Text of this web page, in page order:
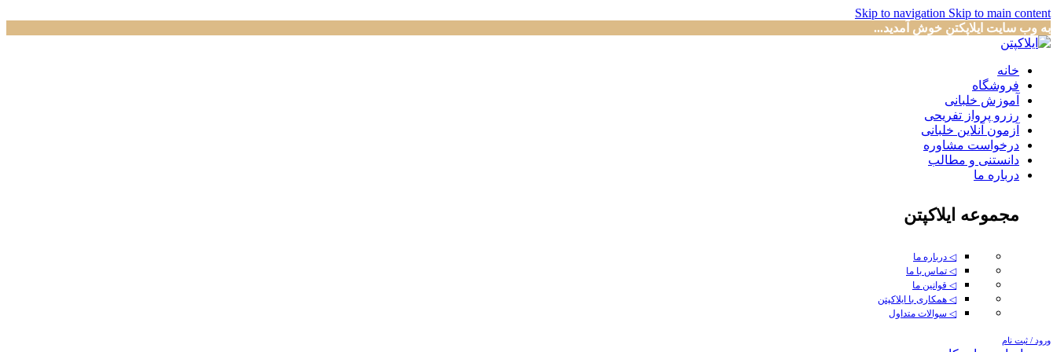
Skip to navigation Skip to main content
به وب سایت ایلاپکتن خوش آمدید...
خانه
فروشگاه
آموزش خلبانی
رزرو پرواز تفریحی
آزمون آنلاین خلبانی
درخواست مشاوره
دانستنی و مطالب
درباره ما
مجموعه ایلاکپتن
◁ درباره ما
◁ تماس با ما
◁ قوانین ما
◁ همکاری با ایلاکپتن
◁ سوالات متداول
ورود / ثبت نام